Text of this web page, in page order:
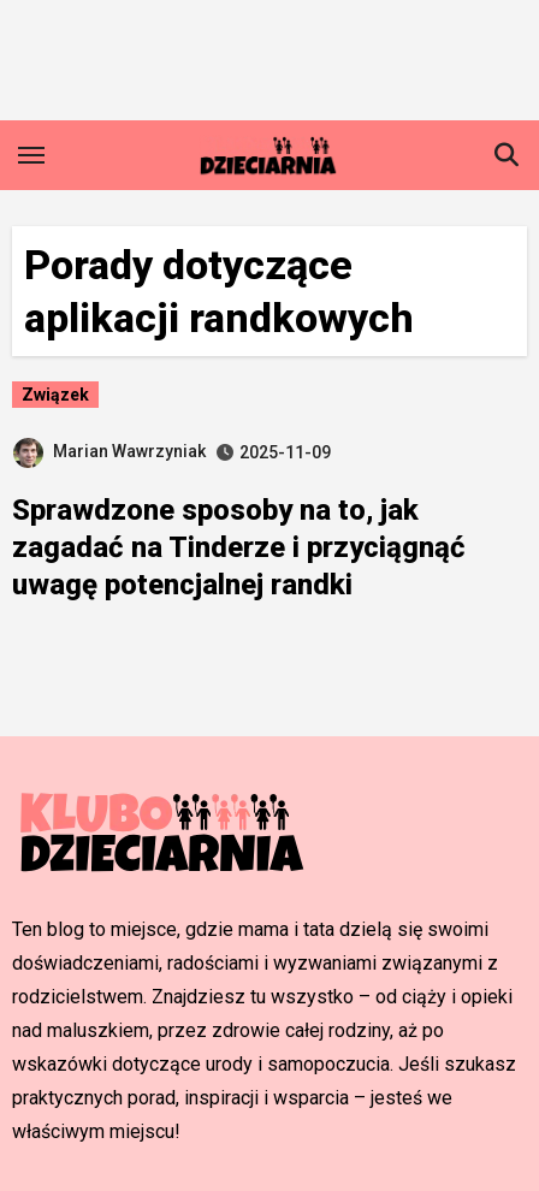
Porady dotyczące
aplikacji randkowych
Związek
Marian Wawrzyniak 2025-11-09
Sprawdzone sposoby na to, jak
zagadać na Tinderze i przyciągnąć
uwagę potencjalnej randki
Ten blog to miejsce, gdzie mama i tata dzielą się swoimi
doświadczeniami, radościami i wyzwaniami związanymi z
rodzicielstwem. Znajdziesz tu wszystko – od ciąży i opieki
nad maluszkiem, przez zdrowie całej rodziny, aż po
wskazówki dotyczące urody i samopoczucia. Jeśli szukasz
praktycznych porad, inspiracji i wsparcia – jesteś we
właściwym miejscu!